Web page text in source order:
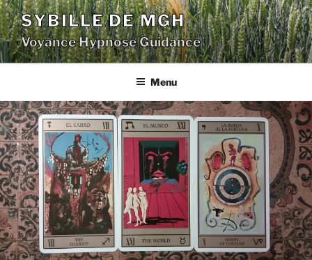
Aller
au
contenu
principal
SYBILLE DE MGH
Voyance Hypnose Guidance
Menu